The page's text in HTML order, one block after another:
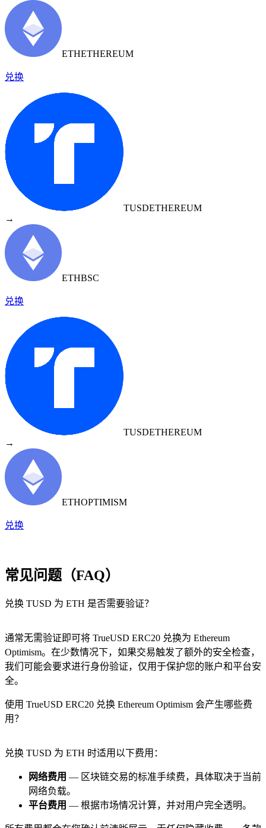
ETHETHEREUM
兑换
TUSDETHEREUM
→
ETHBSC
兑换
TUSDETHEREUM
→
ETHOPTIMISM
兑换
常见问题（FAQ）
兑换 TUSD 为 ETH 是否需要验证？
通常无需验证即可将 TrueUSD ERC20 兑换为 Ethereum
Optimism。在少数情况下，如果交易触发了额外的安全检查，
我们可能会要求进行身份验证，仅用于保护您的账户和平台安
全。
使用 TrueUSD ERC20 兑换 Ethereum Optimism 会产生哪些费
用？
兑换 TUSD 为 ETH 时适用以下费用：
网络费用 — 区块链交易的标准手续费，具体取决于当前
网络负载。
平台费用 — 根据市场情况计算，并对用户完全透明。